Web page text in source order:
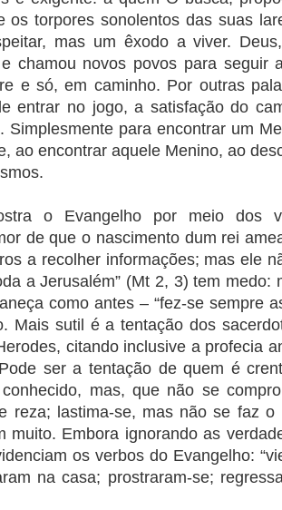
torpores sonolentos das suas
mas um êxodo a viver.
chamou novos povos para seguir
e só, em caminho. Por outras
entrar no jogo, a satisfação do
para encontrar um
ao encontrar aquele Menino, ao
o Evangelho por meio dos
de que o nascimento dum rei
a recolher informações; mas ele
a Jerusalém” (Mt 2, 3) tem medo:
como antes – “fez-se sempre
Mais sutil é a tentação dos
citando inclusive a profecia
ser a tentação de quem é
mas, que não se
reza; lastima-se, mas não se faz o
muito. Embora ignorando as
os verbos do Evangelho:
na casa; prostraram-se;